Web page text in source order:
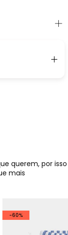
querem, por isso
mais
-60%